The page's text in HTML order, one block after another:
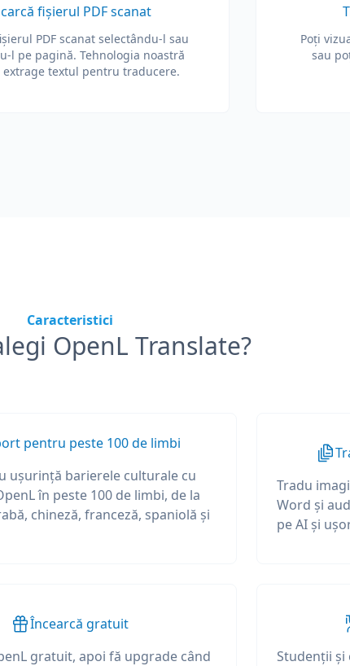
fișierul PDF scanat
PDF scanat selectându-l sau
l pe pagină. Tehnologia noastră
extrage textul pentru traducere.
Poți
sau
Caracteristici
OpenL Translate?
pentru peste 100 de limbi
ușurință barierele culturale cu
în peste 100 de limbi, de la
chineză, franceză, spaniolă și
Tradu
Word și
pe AI și
Încearcă gratuit
gratuit, apoi fă upgrade când
Studenții și